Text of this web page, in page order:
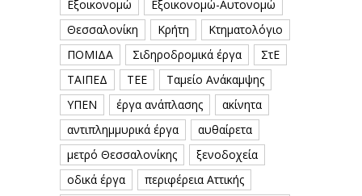
Εξοικονομώ
Εξοικονομώ-Αυτονομώ
Θεσσαλονίκη
Κρήτη
Κτηματολόγιο
ΠΟΜΙΔΑ
Σιδηροδρομικά έργα
ΣτΕ
ΤΑΙΠΕΔ
ΤΕΕ
Ταμείο Ανάκαμψης
ΥΠΕΝ
έργα ανάπλασης
ακίνητα
αντιπλημμυρικά έργα
αυθαίρετα
μετρό Θεσσαλονίκης
ξενοδοχεία
οδικά έργα
περιφέρεια Αττικής